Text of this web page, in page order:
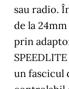
sau radio.
de la 24mm
prin
un fascicul